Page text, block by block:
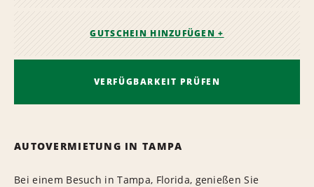
GUTSCHEIN HINZUFÜGEN +
VERFÜGBARKEIT PRÜFEN
AUTOVERMIETUNG IN TAMPA
Bei einem Besuch in Tampa, Florida, genießen Sie